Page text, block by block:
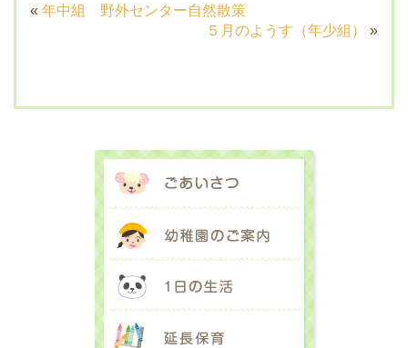
« 年中組 野外センター自然散策
５月のようす（年少組）
»
ごあいさつ
幼稚園のご案内